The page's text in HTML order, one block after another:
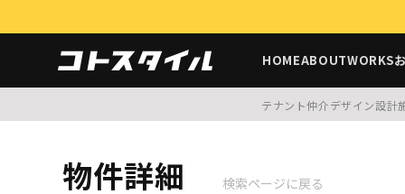
HOMEABOUTWORKS
テナント仲介デザイン設計
物件詳細 検索ページに戻る